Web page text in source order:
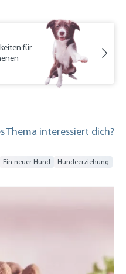
für
Thema interessiert dich?
Ein neuer Hund Hundeerziehung